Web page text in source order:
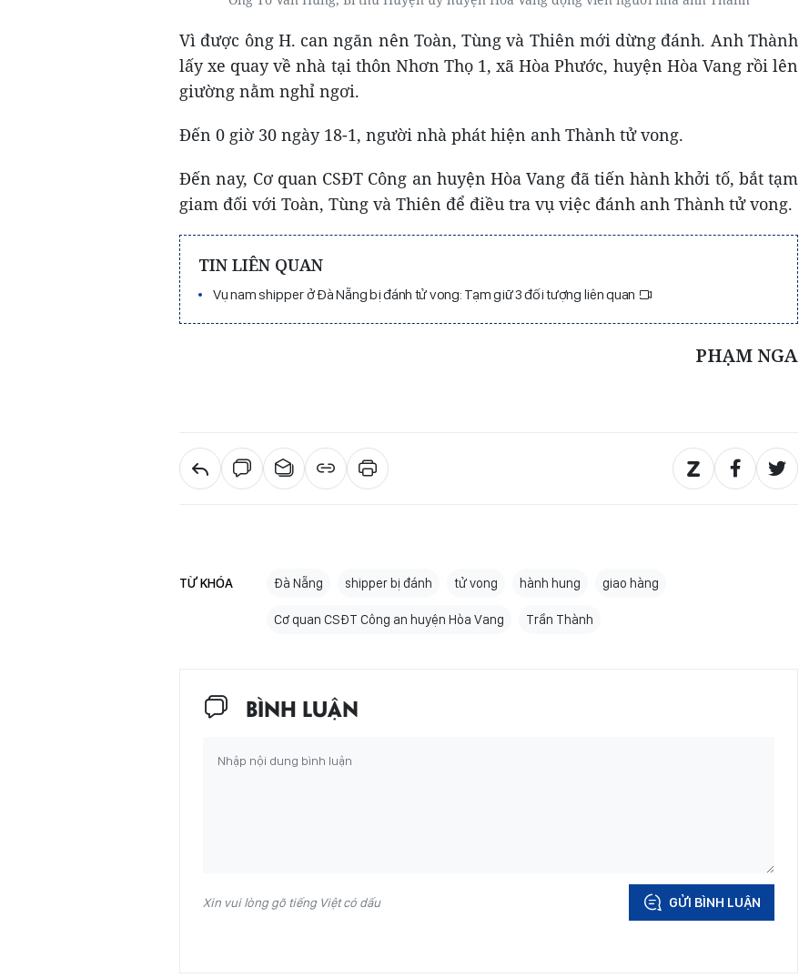
Vì được ông H. can ngăn nên Toàn, Tùng và Thiên mới dừng đánh. Anh Thành
lấy xe quay về nhà tại thôn Nhơn Thọ 1, xã Hòa Phước, huyện Hòa Vang rồi lên
giường nằm nghỉ ngơi.
Đến 0 giờ 30 ngày 18-1, người nhà phát hiện anh Thành tử vong.
Đến nay, Cơ quan CSĐT Công an huyện Hòa Vang đã tiến hành khởi tố, bắt tạm
giam đối với Toàn, Tùng và Thiên để điều tra vụ việc đánh anh Thành tử vong.
TIN LIÊN QUAN
Vụ nam shipper ở Đà Nẵng bị đánh tử vong: Tạm giữ 3 đối tượng liên quan
PHẠM NGA
TỪ KHÓA Đà Nẵng shipper bị đánh tử vong hành hung giao hàng
Cơ quan CSĐT Công an huyện Hòa Vang Trần Thành
BÌNH LUẬN
Xin vui lòng gõ tiếng Việt có dấu GỬI BÌNH LUẬN